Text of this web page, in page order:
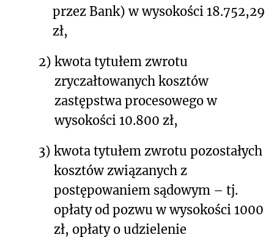
przez Bank) w wysokości 18.752,29
zł,
2) kwota tytułem zwrotu
zryczałtowanych kosztów
zastępstwa procesowego w
wysokości 10.800 zł,
3) kwota tytułem zwrotu pozostałych
kosztów związanych z
postępowaniem sądowym – tj.
opłaty od pozwu w wysokości 1000
zł, opłaty o udzielenie